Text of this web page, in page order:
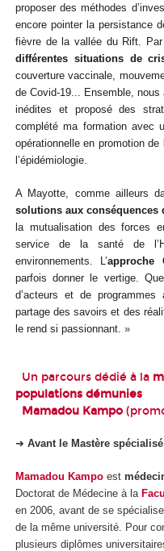
proposer des méthodes
encore pointer la persistance
fièvre de la vallée du Rift.
différentes situations de
couverture vaccinale,
de Covid-19... Ensemble,
inédites et proposé des
complété ma formation avec
opérationnelle en promotion
l’épidémiologie.
A Mayotte, comme ailleurs
solutions aux conséquences
la mutualisation des forces
service de la santé de
environnements.
L’approche
parfois donner le vertige.
d’acteurs et de
partage des savoirs et des
le rend si passionnant. »
Un parcours dédié à la
populations démunies
Mamadou Kampo
➜ Avant le Mastère
Mamadou Kampo est
Doctorat de Médecine à la
en 2006, avant de se
de la même université. Pour
plusieurs diplômes